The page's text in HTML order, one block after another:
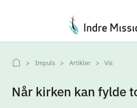
Impuls Artikler Vis
Når kirken kan fylde